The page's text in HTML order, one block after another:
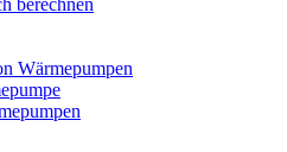
berechnen
Wärmepumpen